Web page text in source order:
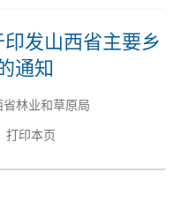
发山西省主要乡
通知
林业和草原局
打印本页